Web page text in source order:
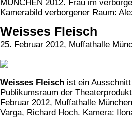
MÜNCHEN 2012. Frau im
Kamerabild verborgener Raum:
Weisses Fleisch
25. Februar 2012, Muffathalle
Weisses Fleisch ist ein
Publikumsraum der
Februar 2012, Muffathalle
Varga, Richard Hoch. Kamera: